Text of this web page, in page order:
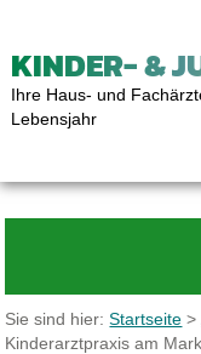
KINDER- &
Ihre Haus- und
Lebensjahr
Sie sind hier:Startseite >
Kinderarztpraxis am